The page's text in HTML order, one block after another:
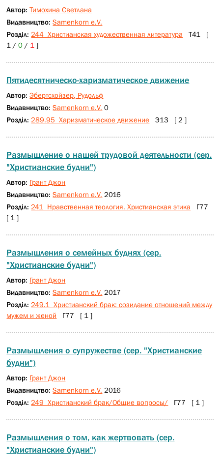
Автор:Тимохина Светлана
Видавництво:Samenkorn e.V.
Розділ: 244 Христианская художественная литература Т41 [
1 /0 / 1]
Пятидесятническо-харизматическое движение
Автор:Эбертсхойзер, Рудольф
Видавництво:Samenkorn e.V. 0
Розділ: 289.95 Харизматическое движение Э13 [ 2 ]
Размышление о нашей трудовой деятельности (сер.
"Христианские будни")
Автор: Грант Джон
Видавництво:Samenkorn e.V. 2016
Розділ: 241 Нравственная теология. Христианская этика Г77
[ 1 ]
Размышления о семейных буднях (сер.
"Христианские будни")
Автор: Грант Джон
Видавництво:Samenkorn e.V. 2017
Розділ: 249.1 Христианский брак: созидание отношений между
мужем и женой Г77 [ 1 ]
Размышления о супружестве (сер. "Христианские
будни")
Автор: Грант Джон
Видавництво:Samenkorn e.V. 2016
Розділ: 249 Христианский брак/Общие вопросы/ Г77 [ 1 ]
Размышления о том, как жертвовать (сер.
"Христианские будни")